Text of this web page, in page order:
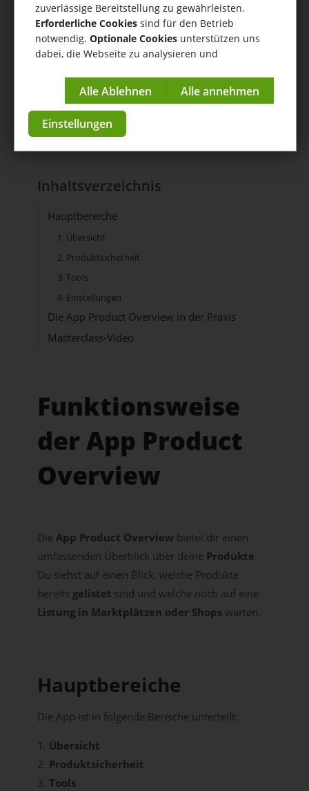
Inhaltsverzeichnis
Hauptbereiche
1. Übersicht
2. Produktsicherheit
3. Tools
4. Einstellungen
Die App Product Overview in der Praxis
Masterclass-Video
Funktionsweise
der App Product
Overview
Die App Product Overview bietet dir einen
umfassenden Überblick über deine Produkte.
Du siehst auf einen Blick, welche Produkte
bereits gelistet sind und welche noch auf eine
Listung in Marktplätzen oder Shopswarten.
Hauptbereiche
Die App ist in folgende Bereiche unterteilt:
Übersicht
Produktsicherheit
Tools
zuverlässige Bereitstellung zu gewährleisten.
Erforderliche Cookies sind für den Betrieb
notwendig. Optionale Cookies unterstützen uns
dabei, die Webseite zu analysieren und
Impressum| Datenschutzerklärung
Einstellungen